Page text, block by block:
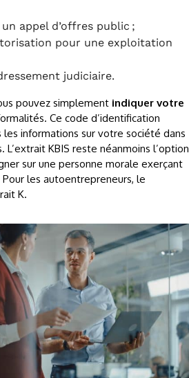
appel d’offres public ;
pour une exploitation
judiciaire.
pouvez simplement indiquer votre
Ce code d’identification
informations sur votre société dans
L’extrait KBIS reste néanmoins l’option
sur une personne morale exerçant
les autoentrepreneurs, le
K.